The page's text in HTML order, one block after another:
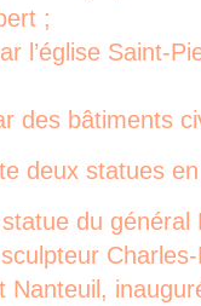
;
l’église Saint-
des bâtiments
deux statues
du général